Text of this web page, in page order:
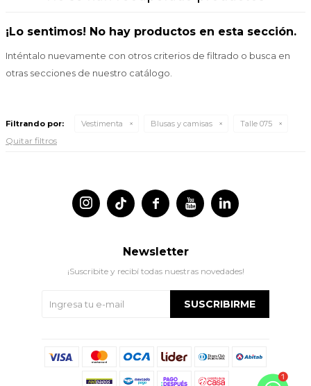
¡Lo sentimos! No hay productos en esta sección.
Inténtalo nuevamente con otros criterios de filtrado o busca en
otras secciones de nuestro catálogo.
Filtrando por: Vestimenta Blusas y camisas Talle 075
Quitar filtros
 
 
Newsletter
¡Suscribite y recibí todas nuestras novedades!
SUSCRIBIRME